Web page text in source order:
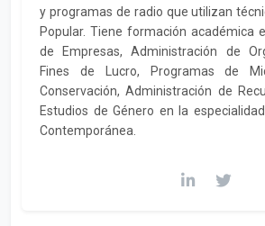
y programas de radio que utilizan
Popular. Tiene formación académica
de Empresas, Administración de
Fines de Lucro, Programas de
Conservación, Administración de
Estudios de Género en la
Contemporánea.